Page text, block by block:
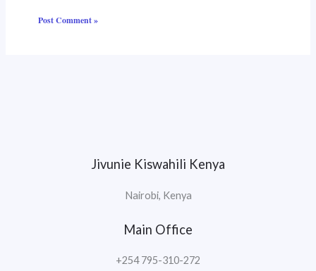
Jivunie Kiswahili Kenya
Nairobi, Kenya
Main Office
+254 795-310-272